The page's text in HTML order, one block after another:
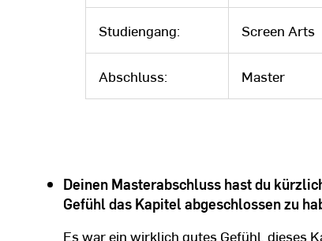
Studiengang: Screen Arts
Abschluss: Master
Deinen Masterabschluss hast du
Gefühl das Kapitel abgeschlossen zu
Es war ein wirklich gutes Gefühl, dieses